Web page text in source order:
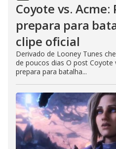
Coyote vs.
prepara para
clipe oficial
Derivado de Looney Tunes
de poucos dias O post Coyote
prepara para batalha...